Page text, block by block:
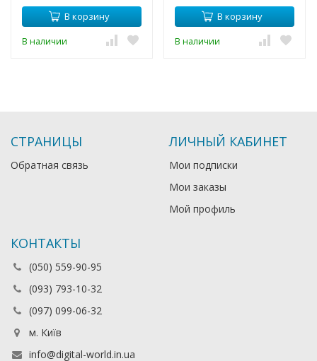
В корзину
В наличии
В корзину
В наличии
СТРАНИЦЫ
Обратная связь
ЛИЧНЫЙ КАБИНЕТ
Мои подписки
Мои заказы
Мой профиль
КОНТАКТЫ
(050) 559-90-95
(093) 793-10-32
(097) 099-06-32
м. Київ
info@digital-world.in.ua